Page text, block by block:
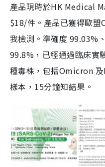
產品現時於HK Medical
$18/件。產品已獲得歐盟
我檢測。準確度 99.03%
99.8%，已經通過臨床實
種毒株，包括Omicron
樣本，15分鐘知結果。